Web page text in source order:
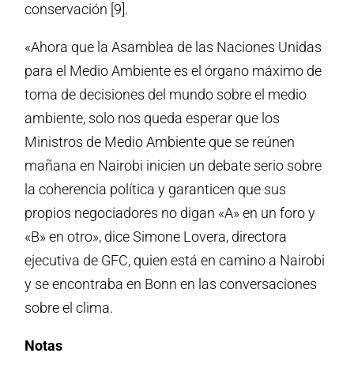
conservación [9].
«Ahora que la Asamblea de las Naciones Unidas
para el Medio Ambiente es el órgano máximo de
toma de decisiones del mundo sobre el medio
ambiente, solo nos queda esperar que los
Ministros de Medio Ambiente que se reúnen
mañana en Nairobi inicien un debate serio sobre
la coherencia política y garanticen que sus
propios negociadores no digan «A» en un foro y
«B» en otro», dice Simone Lovera, directora
ejecutiva de GFC, quien está en camino a Nairobi
y se encontraba en Bonn en las conversaciones
sobre el clima.
Notas